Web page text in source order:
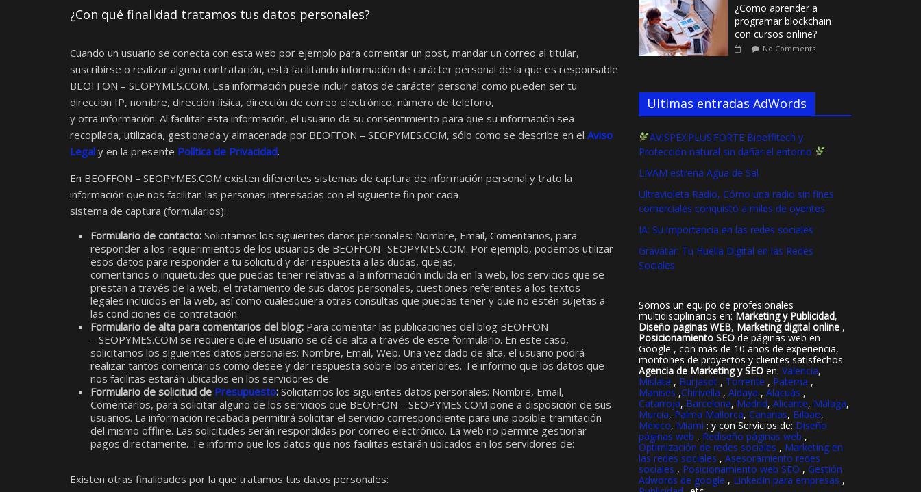
¿Con qué finalidad tratamos tus datos personales?
Cuando un usuario se conecta con esta web por ejemplo para comentar un post, mandar un correo al titular,
suscribirse o realizar alguna contratación, está facilitando información de carácter personal de la que es responsable
BEOFFON – SEOPYMES.COM. Esa información puede incluir datos de carácter personal como pueden ser tu
dirección IP, nombre, dirección física, dirección de correo electrónico, número de teléfono,
y otra información. Al facilitar esta información, el usuario da su consentimiento para que su información sea
recopilada, utilizada, gestionada y almacenada por BEOFFON – SEOPYMES.COM, sólo como se describe en el Aviso
Legal y en la presente Política de Privacidad.
En BEOFFON – SEOPYMES.COM existen diferentes sistemas de captura de información personal y trato la
información que nos facilitan las personas interesadas con el siguiente fin por cada
sistema de captura (formularios):
Formulario de contacto: Solicitamos los siguientes datos personales: Nombre, Email, Comentarios, para
responder a los requerimientos de los usuarios de BEOFFON- SEOPYMES.COM. Por ejemplo, podemos utilizar
esos datos para responder a tu solicitud y dar respuesta a las dudas, quejas,
comentarios o inquietudes que puedas tener relativas a la información incluida en la web, los servicios que se
prestan a través de la web, el tratamiento de sus datos personales, cuestiones referentes a los textos
legales incluidos en la web, así como cualesquiera otras consultas que puedas tener y que no estén sujetas a
las condiciones de contratación.
Formulario de alta para comentarios del blog: Para comentar las publicaciones del blog BEOFFON
– SEOPYMES.COM se requiere que el usuario se dé de alta a través de este formulario. En este caso,
solicitamos los siguientes datos personales: Nombre, Email, Web. Una vez dado de alta, el usuario podrá
realizar tantos comentarios como desee y dar respuesta sobre los anteriores. Te informo que los datos que
nos facilitas estarán ubicados en los servidores de:
Formulario de solicitud de Presupuesto: Solicitamos los siguientes datos personales: Nombre, Email,
Comentarios, para solicitar alguno de los servicios que BEOFFON – SEOPYMES.COM pone a disposición de sus
usuarios. La información recabada permitirá solicitar el servicio correspondiente para una posible tramitación
del mismo offline. Las solicitudes serán respondidas por correo electrónico. La web no permite gestionar
pagos directamente. Te informo que los datos que nos facilitas estarán ubicados en los servidores de:
Existen otras finalidades por la que tratamos tus datos personales:
¿Como aprender a
programar blockchain
con cursos online?
No Comments
Ultimas entradas AdWords
AVISPEX PLUS FORTE Bioeffitech y
Protección natural sin dañar el entorno
LIVAM estrena Agua de Sal
Ultravioleta Radio, Cómo una radio sin fines
comerciales conquistó a miles de oyentes
IA: Su importancia en las redes sociales
Gravatar: Tu Huella Digital en las Redes
Sociales
Somos un equipo de profesionales
multidisciplinarios en:Marketing y Publicidad,
Diseño paginas WEB, Marketing digital online ,
Posicionamiento SEO de páginas web en
Google , con más de 10 años de experiencia,
montones de proyectos y clientes satisfechos.
Agencia de Marketing y SEO en: Valencia,
Mislata , Burjasot , Torrente , Paterna ,
Manises ,Chirivella , Aldaya , Alacuás ,
Catarroja, Barcelona, Madrid, Alicante, Málaga,
Murcia,Palma Mallorca, Canarias, Bilbao,
México, Miami : y con Servicios de: Diseño
páginas web , Rediseño páginas web ,
Optimización de redes sociales , Marketing en
las redes sociales , Asesoramiento redes
sociales , Posicionamiento web SEO , Gestión
Adwords de google , LinkedIn para empresas ,